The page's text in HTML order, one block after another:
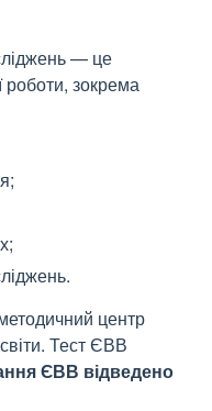
— це
роботи, зокрема
центр
Тест ЄВВ
ЄВВ відведено